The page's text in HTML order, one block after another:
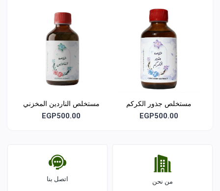
مستخلص جذور الكركم
(كركمين)
EGP500.00
مستخلص الناردين المخزني
EGP500.00
من نحن اتصل بنا